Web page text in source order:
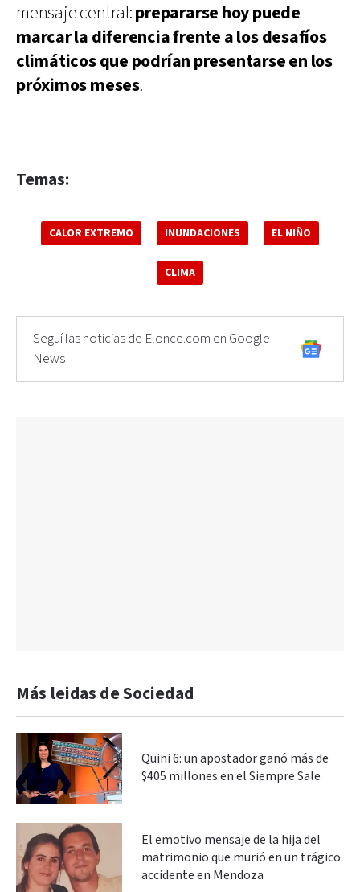
mensaje central:prepararse hoy puede
marcar la diferencia frente a los desafíos
climáticos que podrían presentarse en los
próximos meses.
Temas:
CALOR EXTREMO INUNDACIONES EL NIÑO
CLIMA
Seguí las noticias de Elonce.com en Google
News
Más leidas de Sociedad
Quini 6: un apostador ganó más de
$405 millones en el Siempre Sale
El emotivo mensaje de la hija del
matrimonio que murió en un trágico
accidente en Mendoza